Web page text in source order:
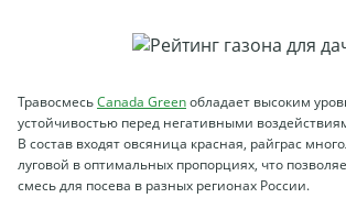
ТравосмесьCanada Greenобладает высоким
устойчивостью перед негативными
В состав входят овсяница красная, райграс
луговой в оптимальных пропорциях, что
смесь для посева в разных регионах России.